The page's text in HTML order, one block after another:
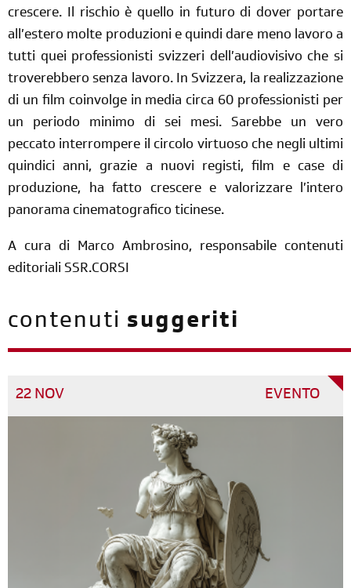
crescere. Il rischio è quello in futuro di dover portare
all’estero molte produzioni e quindi dare meno lavoro a
tutti quei professionisti svizzeri dell’audiovisivo che si
troverebbero senza lavoro. In Svizzera, la realizzazione
di un film coinvolge in media circa 60 professionisti per
un periodo minimo di sei mesi. Sarebbe un vero
peccato interrompere il circolo virtuoso che negli ultimi
quindici anni, grazie a nuovi registi, film e case di
produzione, ha fatto crescere e valorizzare l’intero
panorama cinematografico ticinese.
A cura di Marco Ambrosino, responsabile contenuti
editoriali SSR.CORSI
contenuti suggeriti
22 NOV EVENTO